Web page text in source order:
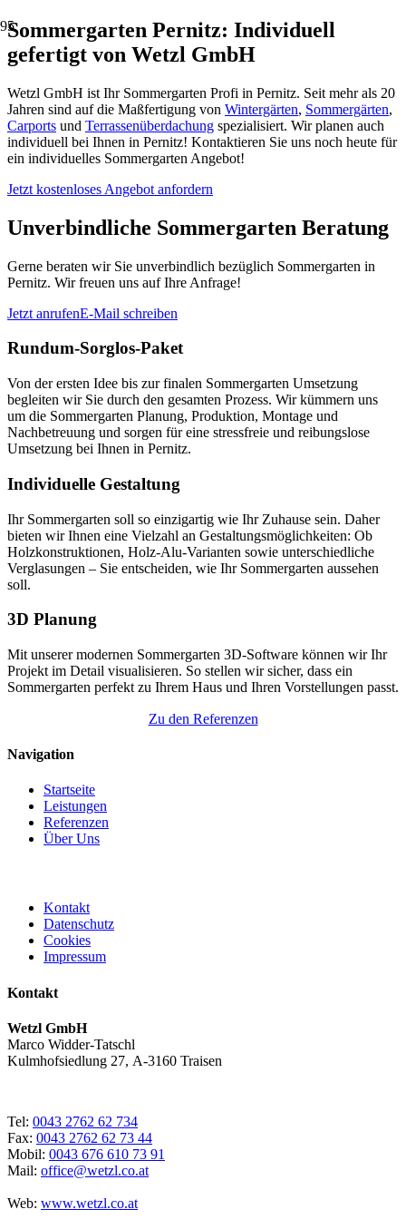
Sommergarten Pernitz: Individuell
gefertigt von Wetzl GmbH
Wetzl GmbH ist Ihr Sommergarten Profi in Pernitz. Seit mehr als 20
Jahren sind auf die Maßfertigung von Wintergärten, Sommergärten,
Carports und Terrassenüberdachung spezialisiert. Wir planen auch
individuell bei Ihnen in Pernitz! Kontaktieren Sie uns noch heute für
ein individuelles Sommergarten Angebot!
Jetzt kostenloses Angebot anfordern
Unverbindliche Sommergarten Beratung
Gerne beraten wir Sie unverbindlich bezüglich Sommergarten in
Pernitz. Wir freuen uns auf Ihre Anfrage!
Jetzt anrufenE-Mail schreiben
Rundum-Sorglos-Paket
Von der ersten Idee bis zur finalen Sommergarten Umsetzung
begleiten wir Sie durch den gesamten Prozess. Wir kümmern uns
um die Sommergarten Planung, Produktion, Montage und
Nachbetreuung und sorgen für eine stressfreie und reibungslose
Umsetzung bei Ihnen in Pernitz.
Individuelle Gestaltung
Ihr Sommergarten soll so einzigartig wie Ihr Zuhause sein. Daher
bieten wir Ihnen eine Vielzahl an Gestaltungsmöglichkeiten: Ob
Holzkonstruktionen, Holz-Alu-Varianten sowie unterschiedliche
Verglasungen – Sie entscheiden, wie Ihr Sommergarten aussehen
soll.
3D Planung
Mit unserer modernen Sommergarten 3D-Software können wir Ihr
Projekt im Detail visualisieren. So stellen wir sicher, dass ein
Sommergarten perfekt zu Ihrem Haus und Ihren Vorstellungen passt.
Zu den Referenzen
Navigation
Startseite
Leistungen
Referenzen
Über Uns
Kontakt
Datenschutz
Cookies
Impressum
Kontakt
Wetzl GmbH
Marco Widder-Tatschl
Kulmhofsiedlung 27, A-3160 Traisen
Tel: 0043 2762 62 734
Fax: 0043 2762 62 73 44
Mobil: 0043 676 610 73 91
Mail: office@wetzl.co.at
Web: www.wetzl.co.at